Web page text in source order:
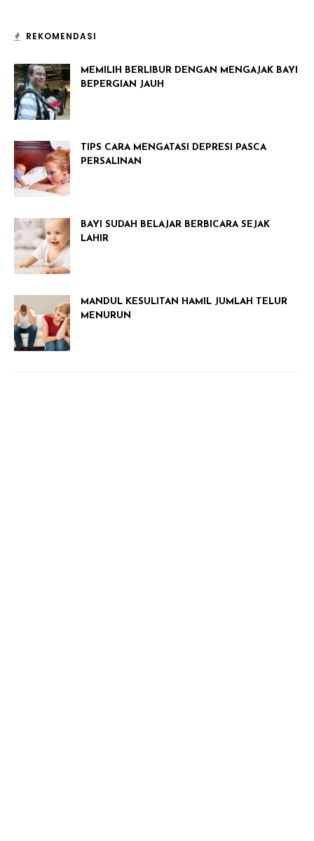
REKOMENDASI
MEMILIH BERLIBUR DENGAN MENGAJAK BAYI
BEPERGIAN JAUH
TIPS CARA MENGATASI DEPRESI PASCA
PERSALINAN
BAYI SUDAH BELAJAR BERBICARA SEJAK
LAHIR
MANDUL KESULITAN HAMIL JUMLAH TELUR
MENURUN